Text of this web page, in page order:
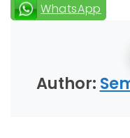
WhatsApp
Author: